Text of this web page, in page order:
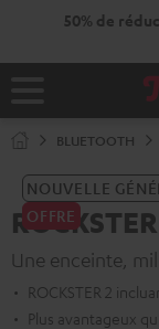
BLUETOOTH
NOUVELLE
OFFRE
Une enceinte,
ROCKSTER 2
Plus avantageux